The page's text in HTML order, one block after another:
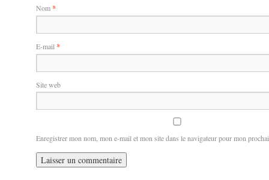
Nom*
E-mail *
Site web
Enregistrer mon nom, mon e-mail et mon site dans le navigateur pour mon